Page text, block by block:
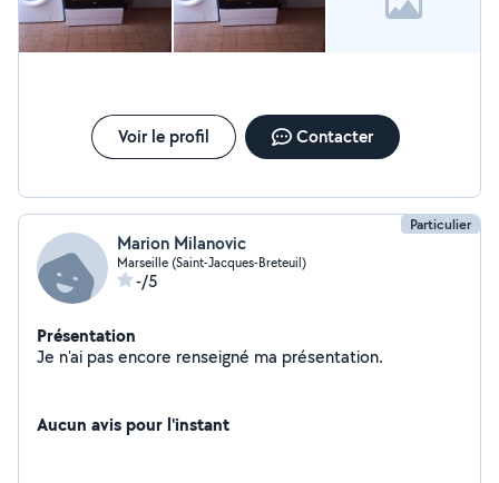
Voir le profil Contacter
Particulier
Marion Milanovic
Marseille (Saint-Jacques-Breteuil)
-/5
Présentation
Je n'ai pas encore renseigné ma présentation.
Aucun avis pour l'instant